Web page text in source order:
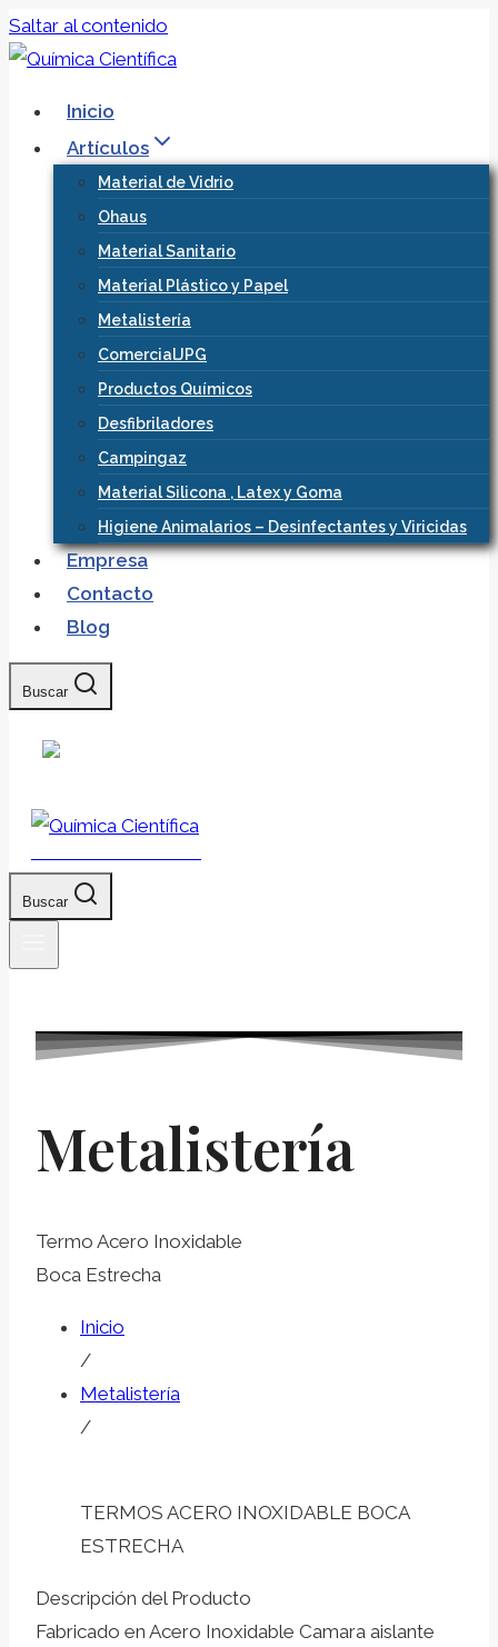
Saltar al contenido
Inicio
Artículos
Material de Vidrio
Ohaus
Material Sanitario
Material Plástico y Papel
Metalistería
ComercialJPG
Productos Químicos
Desfibriladores
Campingaz
Material Silicona , Latex y Goma
Higiene Animalarios – Desinfectantes y Viricidas
Empresa
Contacto
Blog
Buscar
Buscar
Metalistería
Termo Acero Inoxidable
Boca Estrecha
Inicio
/
Metalistería
/
TERMOS ACERO INOXIDABLE BOCA
ESTRECHA
Descripción del Producto
Fabricado en Acero Inoxidable Camara aislante